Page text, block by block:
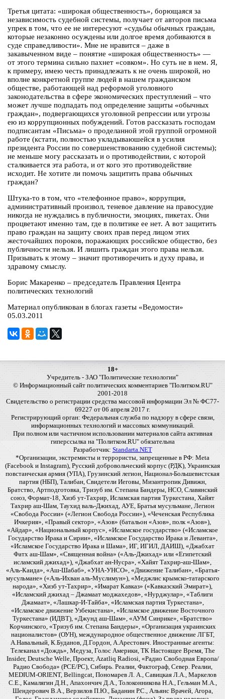
Третья цитата: «широкая общественность», борющаяся за
независимость судебной системы, получает от авторов письма
упрек в том, что ее не интересуют «судьбы обычных граждан,
которые незаконно осуждены или долгое время добиваются в
суде справедливости». Мне не нравится – даже в
закавыченном виде – понятие «широкая общественность» —
от этого термина сильно пахнет «совком». Но суть не в нем. Я,
к примеру, имею честь принадлежать к не очень широкой, но
вполне конкретной группе людей в нашем гражданском
обществе, работающей над реформой уголовного
законодательства в сфере экономических преступлений – что
может лучше подпадать под определение защиты «обычных
граждан», подвергающихся уголовной репрессии или угрозы
ею из коррупционных побуждений. Готов рассказать господам
подписантам «Письма» о проделанной этой группой огромной
работе (кстати, полностью укладываюшейся в усилия
президента России по совершенствованию судебной системы);
не меньше могу рассказать и о противодействии, с которой
сталкивается эта работа, и от кого это противодействие
исходит. Не хотите ли помочь защитить права обычных
граждан?
Штука-то в том, что «телефонное право», коррупция,
административный произвол, теневое давление на правосудие
никогда не нуждались в публичности, эмоциях, пикетах. Они
процветают именно там, где в политике ее нет. А вот защитить
право граждан на защиту своих прав перед лицом этих
жесточайших пороков, поражающих российское общество, без
публичности нельзя. И лишить граждан этого права нельзя.
Призывать к этому – значит противоречить и духу права, и
здравому смыслу.
Борис Макаренко – председатель Правления Центра
политических технологий
Материал опубликован в блогах газеты «Ведомости»
05.03.2011
18+
Учредитель - ЗАО "Политические технологии"
© Информационный сайт политических комментариев "Политком.RU"
2001-2018
Свидетельство о регистрации средства массовой информации Эл № ФС77-
69227 от 06 апреля 2017 г.
Регистрирующий орган: Федеральная служба по надзору в сфере связи,
информационных технологий и массовых коммуникаций.
При полном или частичном использовании материалов сайта активная
гиперссылка на "Политком.RU" обязательна
Разработчик: Standarta.NET
*Организации, экстремисты и террористы, запрещенные в РФ: Meta
(Facebook и Instagram), Русский добровольческий корпус (РДК), Украинская
повстанческая армия (УПА), Грузинский легион, Национал-Большевистская
партия (НБП), Талибан, Свидетели Иеговы, Мизантропик Дивижн,
Братство, Артподготовка, Тризуб им. Степана Бандеры, НСО, Славянский
союз, Формат-18, Хизб ут-Тахрир, Исламская партия Туркестана, Хайят
Тахрир аш-Шам, Таухид валь-Джихад, АУЕ, Братья мусульмане, Легион
«Свобода России» («Легион Свобода России»), «Чеченская Республика
Ичкерия», «Правый сектор», «Азов» (батальон «Азов», полк «Азов»),
«Айдар», «Национальный корпус», «Исламское государство» («Исламское
Государство Ирака и Сирии», «Исламское Государство Ирака и Леванта»,
«Исламское Государство Ирака и Шама», ИГ, ИГИЛ, ДАИШ), «Джабхат
Фатх аш-Шам», «Священная война» («Аль-Джихад» или «Египетский
исламский джихад»), «Джабхат ан-Нусра», «Хайят Тахрир-аш-Шам»,
«Аль-Каида», «Аш-Шабаб», «УНА-УНСО», «Движение Талибан», «Братья-
мусульмане» («Аль-Ихван аль-Муслимун»), «Меджлис крымско-татарского
народа», «Хизб ут-Тахрир», «Имарат Кавказ» («Кавказский Эмират»),
«Исламский джихад – Джамаат моджахедов», «Нурджулар», «Таблиги
Джамаат», «Лашкар-И-Тайба», «Исламская партия Туркестана»,
«Исламское движение Узбекистана», «Исламское движение Восточного
Туркестана» (ИДВТ), «Джунд аш-Шам», «АУМ Синрике», «Братство»
Корчинского, «Тризуб им. Степана Бандеры», «Организация украинских
националистов» (ОУН), международное общественное движение ЛГБТ,
А.Навальный, К.Буданов, Д.Гордон, А.Арестович. Иностранные агенты:
Телеканал «Дождь», Медуза, Голос Америки, ТК Настоящее Время, The
Insider, Deutsche Welle, Проект, Azatliq Radiosi, «Радио Свободная Европа/
Радио Свобода» (PCE/PC), Сибирь. Реалии, Фактограф, Север. Реалии,
MEDIUM-ORIENT, Bellingcat, Пономарев Л. А., Савицкая Л.А., Маркелов
С.Е., Камалягин Д.Н., Апахончич Д.А., Толоконникова Н.А., Гельман М.А.,
Шендерович В.А., Верзилов П.Ю., Баданин Р.С., Альянс Врачей, Агора,